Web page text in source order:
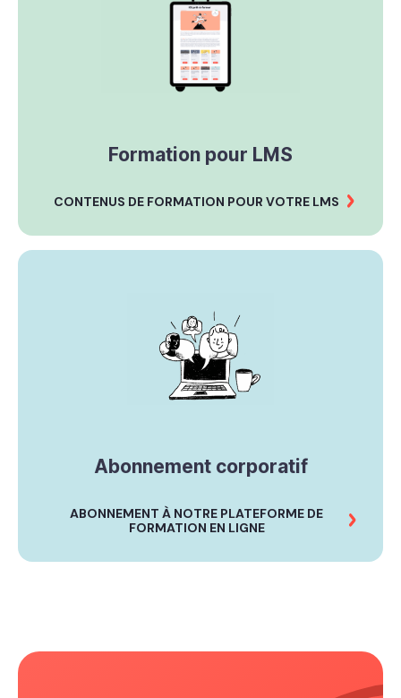
Formation pour LMS
CONTENUS DE FORMATION POUR VOTRE LMS
Abonnement corporatif
ABONNEMENT À NOTRE PLATEFORME DE
FORMATION EN LIGNE